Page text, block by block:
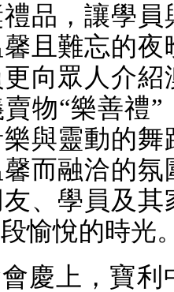
品，讓學員
且難忘的夜
向眾人介紹
物“樂善禮”
與靈動的舞
而融洽的氛
、學員及其
愉悅的時光
慶上，寶利